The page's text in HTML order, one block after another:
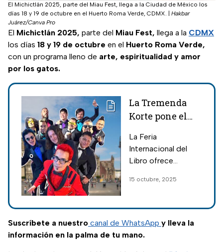
El Michictlán 2025, parte del Miau Fest, llega a la Ciudad de México los
días 18 y 19 de octubre en el Huerto Roma Verde, CDMX. | Hakbar
Juárez/Canva Pro
El Michictlán 2025, parte del Miau Fest, llega a la CDMX
los días 18 y 19 de octubre en el Huerto Roma Verde,
con un programa lleno de arte, espiritualidad y amor
por los gatos.
La Tremenda
Korte pone el
con concierto
GRATIS en la
fechas y
La Feria
Internacional del
Libro ofrece
actividades para los
conciertos gratis
de ska.
15 octubre, 2025
Suscríbete a nuestro canal de WhatsApp y lleva la
información en la palma de tu mano.